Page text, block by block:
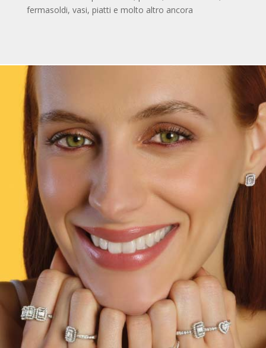
fermasoldi, vasi, piatti e molto altro ancora